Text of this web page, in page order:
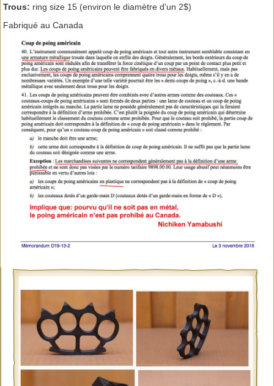
Trous: ring size 15 (environ le diamètre d'un 2$)
Fabriqué au Canada